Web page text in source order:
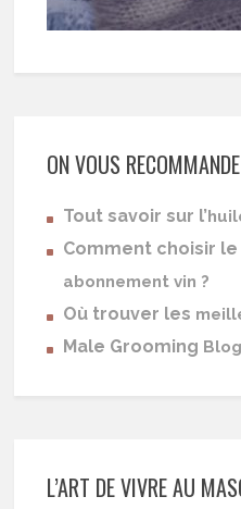
ON VOUS
Tout savoir sur l’
Comment choisir le
abonnement vin ?
Où trouver les
Male Grooming
L’ART DE VIVRE AU